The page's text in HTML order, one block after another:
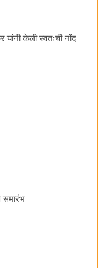
केली स्वतःची नोंद
समारंभ